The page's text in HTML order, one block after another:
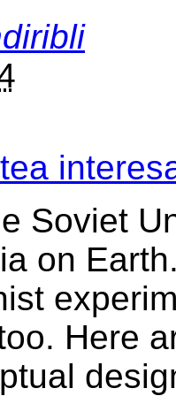
Soviet
on
Here